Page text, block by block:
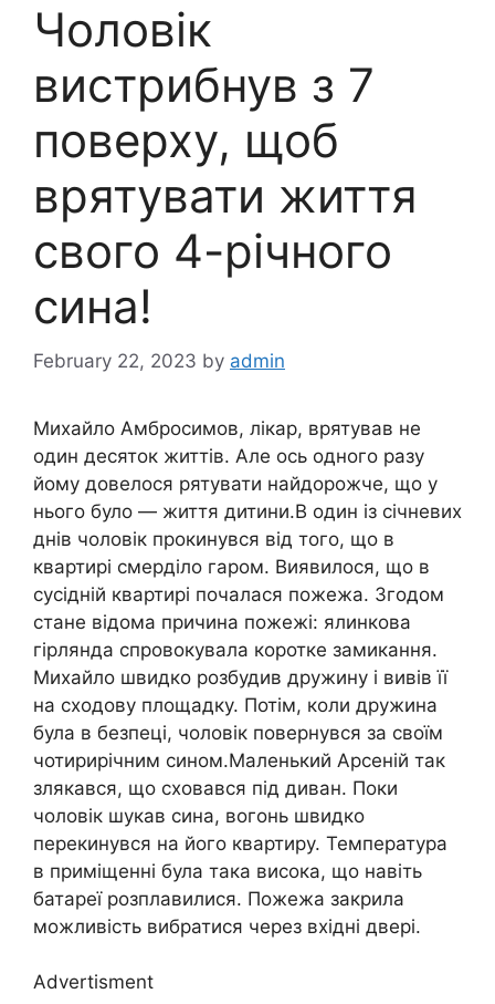
Чоловік
вистрибнув з 7
поверху, щоб
врятувати життя
свого 4-річного
сина!
February 22, 2023 by admin
Михайло Амбросимов, лікар, врятував не
один десяток життів. Але ось одного разу
йому довелося рятувати найдорожче, що у
нього було — життя дитини.В один із січневих
днів чоловік прокинувся від того, що в
квартирі смерділо гаром. Виявилося, що в
сусідній квартирі почалася пожежа. Згодом
стане відома причина пожежі: ялинкова
гірлянда спровокувала коротке замикання.
Михайло швидко розбудив дружину і вивів її
на сходову площадку. Потім, коли дружина
була в безпеці, чоловік повернувся за своїм
чотирирічним сином.Маленький Арсеній так
злякався, що сховався під диван. Поки
чоловік шукав сина, вогонь швидко
перекинувся на його квартиру. Температура
в приміщенні була така висока, що навіть
батареї розплавилися. Пожежа закрила
можливість вибратися через вхідні двері.
Advertisment